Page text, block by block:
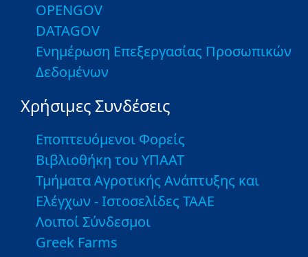
OPENGOV
DATAGOV
Ενημέρωση Επεξεργασίας Προσωπικών
Δεδομένων
Χρήσιμες Συνδέσεις
Εποπτευόμενοι Φορείς
Βιβλιοθήκη του ΥΠΑΑΤ
Τμήματα Αγροτικής Ανάπτυξης και
Ελέγχων - Ιστοσελίδες ΤΑΑΕ
Λοιποί Σύνδεσμοι
Greek Farms